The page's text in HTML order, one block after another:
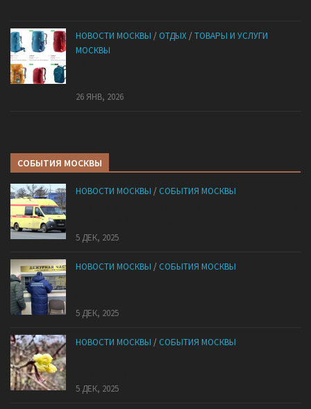
НОВОСТИ МОСКВЫ / ОТДЫХ /ТОВАРЫ И УСЛУГИ
МОСКВЫ
26 ЯНВ, 2026
СОБЫТИЯ МОСКВЫ
НОВОСТИ МОСКВЫ / СОБЫТИЯ МОСКВЫ
5 ДЕК, 2025
НОВОСТИ МОСКВЫ / СОБЫТИЯ МОСКВЫ
5 ДЕК, 2025
НОВОСТИ МОСКВЫ / СОБЫТИЯ МОСКВЫ
5 ДЕК, 2025